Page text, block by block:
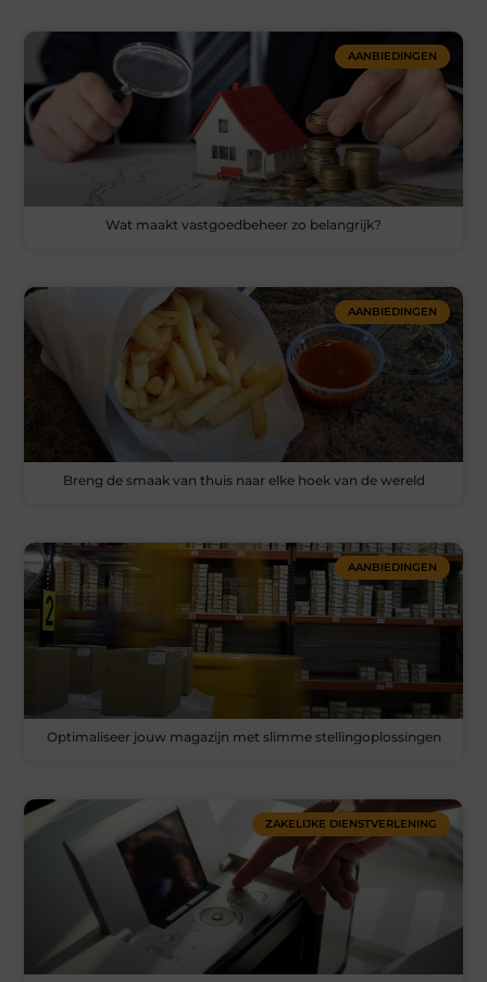
AANBIEDINGEN
Wat maakt vastgoedbeheer zo belangrijk?
AANBIEDINGEN
Breng de smaak van thuis naar elke hoek van de wereld
AANBIEDINGEN
Optimaliseer jouw magazijn met slimme stellingoplossingen
ZAKELIJKE DIENSTVERLENING